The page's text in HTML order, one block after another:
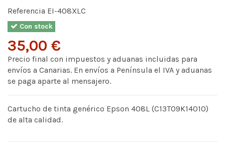
Referencia EI-408XLC
Con stock
35,00 €
Precio final con impuestos y aduanas incluidas para
envíos a Canarias. En envíos a Península el IVA y aduanas
se paga aparte al mensajero.
Cartucho de tinta genérico Epson 408L (C13T09K14010)
de alta calidad.